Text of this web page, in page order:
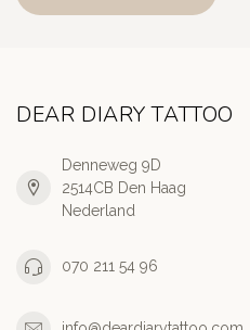
DEAR DIARY TATTOO
Denneweg 9D
2514CB Den Haag
Nederland
070 211 54 96